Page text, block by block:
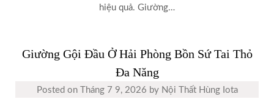
hiệu quả. Giường…
Giường Gội Đầu Ở Hải Phòng Bồn Sứ Tai Thỏ
Đa Năng
Posted on Tháng 7 9, 2026 by Nội Thất Hùng Iota